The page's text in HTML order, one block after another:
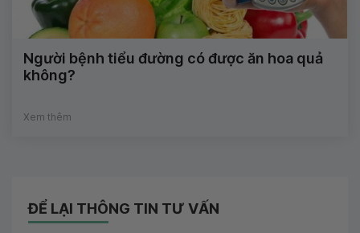
Người bệnh tiểu đường có được ăn hoa quả
không?
Xem thêm
ĐỂ LẠI THÔNG TIN TƯ VẤN